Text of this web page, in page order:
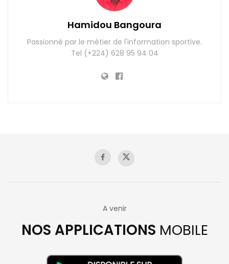
Hamidou Bangoura
Passionné par le métier de l'information sportive.
Tel (+224) 628 95 94 04
A venir
NOS APPLICATIONS MOBILE